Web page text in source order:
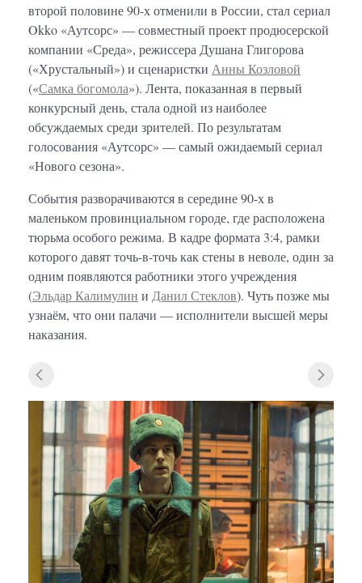
второй половине 90-х отменили в России, стал сериал
Okko «Аутсорс» — совместный проект продюсерской
компании «Среда», режиссера Душана Глигорова
(«Хрустальный») и сценаристки Анны Козловой
(«Самка богомола»). Лента, показанная в первый
конкурсный день, стала одной из наиболее
обсуждаемых среди зрителей. По результатам
голосования «Аутсорс» — самый ожидаемый сериал
«Нового сезона».
События разворачиваются в середине 90-х в
маленьком провинциальном городе, где расположена
тюрьма особого режима. В кадре формата 3:4, рамки
которого давят точь-в-точь как стены в неволе, один за
одним появляются работники этого учреждения
(Эльдар Калимулин и Данил Стеклов). Чуть позже мы
узнаём, что они палачи — исполнители высшей меры
наказания.